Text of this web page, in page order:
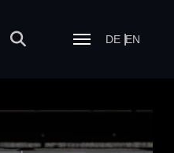
DE EN